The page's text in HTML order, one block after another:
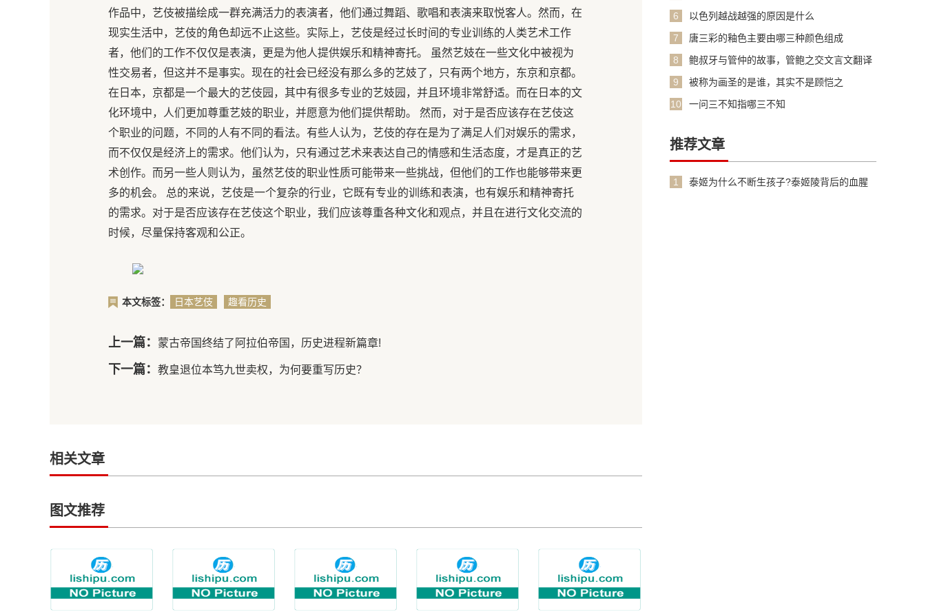
作品中，艺伎被描绘成一群充满活力的表演者，他们通过舞蹈、歌唱和表演来取悦客人。然而，在
现实生活中，艺伎的角色却远不止这些。实际上，艺伎是经过长时间的专业训练的人类艺术工作
者，他们的工作不仅仅是表演，更是为他人提供娱乐和精神寄托。 虽然艺妓在一些文化中被视为
性交易者，但这并不是事实。现在的社会已经没有那么多的艺妓了，只有两个地方，东京和京都。
在日本，京都是一个最大的艺伎园，其中有很多专业的艺妓园，并且环境非常舒适。而在日本的文
化环境中，人们更加尊重艺妓的职业，并愿意为他们提供帮助。 然而，对于是否应该存在艺伎这
个职业的问题，不同的人有不同的看法。有些人认为，艺伎的存在是为了满足人们对娱乐的需求，
而不仅仅是经济上的需求。他们认为，只有通过艺术来表达自己的情感和生活态度，才是真正的艺
术创作。而另一些人则认为，虽然艺伎的职业性质可能带来一些挑战，但他们的工作也能够带来更
多的机会。 总的来说，艺伎是一个复杂的行业，它既有专业的训练和表演，也有娱乐和精神寄托
的需求。对于是否应该存在艺伎这个职业，我们应该尊重各种文化和观点，并且在进行文化交流的
时候，尽量保持客观和公正。
本文标签：
日本艺伎
趣看历史
上一篇： 蒙古帝国终结了阿拉伯帝国，历史进程新篇章!
下一篇： 教皇退位本笃九世卖权，为何要重写历史？
相关文章
图文推荐
6
以色列越战越强的原因是什么
7
唐三彩的釉色主要由哪三种颜色组成
8
鲍叔牙与管仲的故事，管鲍之交文言文翻译
9
被称为画圣的是谁，其实不是顾恺之
10
一问三不知指哪三不知
推荐文章
1
泰姬为什么不断生孩子?泰姬陵背后的血腥